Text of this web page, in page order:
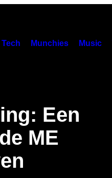
Tech Munchies Music
Een
ME